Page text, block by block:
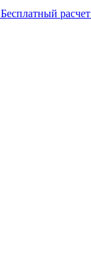
Бесплатный расчет